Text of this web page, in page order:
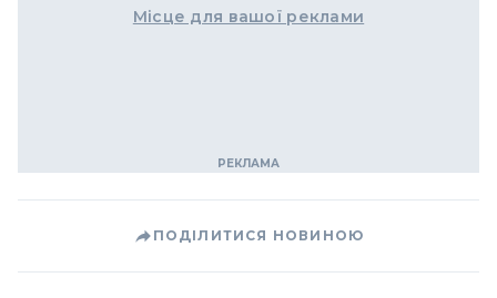
Місце для вашої реклами
ПОДІЛИТИСЯ НОВИНОЮ